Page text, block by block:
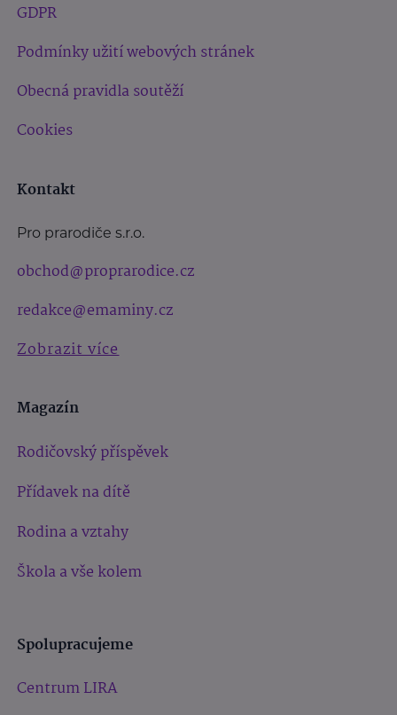
GDPR
Podmínky užití webových stránek
Obecná pravidla soutěží
Cookies
Kontakt
Pro prarodiče s.r.o.
obchod@proprarodice.cz
redakce@emaminy.cz
Zobrazit více
Magazín
Rodičovský příspěvek
Přídavek na dítě
Rodina a vztahy
Škola a vše kolem
Spolupracujeme
Centrum LIRA